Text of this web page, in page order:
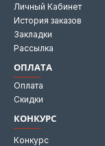
Личный Кабинет
История заказов
Закладки
Рассылка
ОПЛАТА
Оплата
Скидки
КОНКУРС
Конкурс